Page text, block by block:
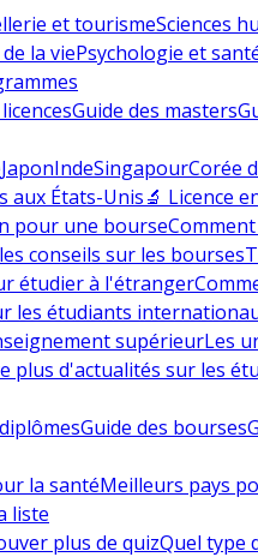
et tourismeSciences
la viePsychologie et
Guide des masters
JaponIndeSingapourCorée
aux États-Unis🔬 Licence
pour une bourse
conseils sur les bourses
étudier à l'étranger
les étudiants
supérieurLes
plus d'actualités sur les
Guide des bourses
la santéMeilleurs pays
liste
plus de quizQuel type